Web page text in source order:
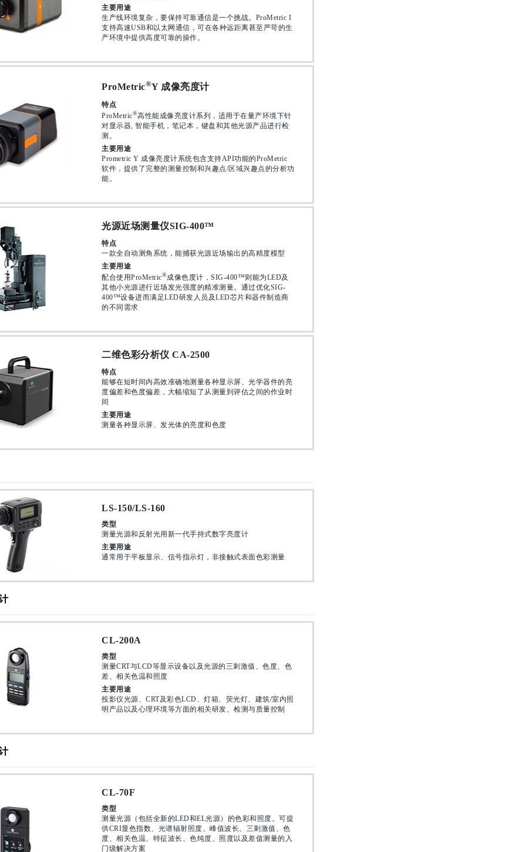
主要用途
生产线环境复杂，要保持可靠通信是一个挑战。ProMetric I
支持高速USB和以太网通信，可在各种远距离甚至严苛的生
产环境中提供高度可靠的操作。
ProMetric®Y 成像亮度计
特点
ProMetric®高性能成像亮度计系列，适用于在量产环境下针
对显示器, 智能手机，笔记本，键盘和其他光源产品进行检
测。
主要用途
Prometric Y 成像亮度计系统包含支持API功能的ProMetric
软件，提供了完整的测量控制和兴趣点/区域兴趣点的分析功
能。
光源近场测量仪SIG-400™
特点
一款全自动测角系统，能捕获光源近场输出的高精度模型
主要用途
配合使用ProMetric®成像色度计，SIG-400™则能为LED及
其他小光源进行近场发光强度的精准测量。通过优化SIG-
400™设备进而满足LED研发人员及LED芯片和器件制造商
的不同需求
二维色彩分析仪 CA-2500
特点
能够在短时间内高效准确地测量各种显示屏、光学器件的亮
度偏差和色度偏差，大幅缩短了从测量到评估之间的作业时
间
主要用途
测量各种显示屏、发光体的亮度和色度
LS-150/LS-160
类型
测量光源和反射光用新一代手持式数字亮度计
主要用途
通常用于平板显示、信号指示灯，非接触式表面色彩测量
CL-200A
类型
测量CRT与LCD等显示设备以及光源的三刺激值、色度、色
差、相关色温和照度
主要用途
投影仪光源、CRT及彩色LCD、灯箱、荧光灯、建筑/室内照
明产品以及心理环境等方面的相关研发、检测与质量控制
CL-70F
类型
测量光源（包括全新的LED和EL光源）的色彩和照度。可提
供CRI显色指数、光谱辐射照度、峰值波长、三刺激值、色
度、相关色温、特征波长、色纯度、照度以及差值测量的入
门级解决方案